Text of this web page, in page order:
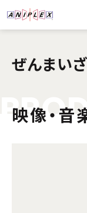
ぜんまい
PRO
映像・音